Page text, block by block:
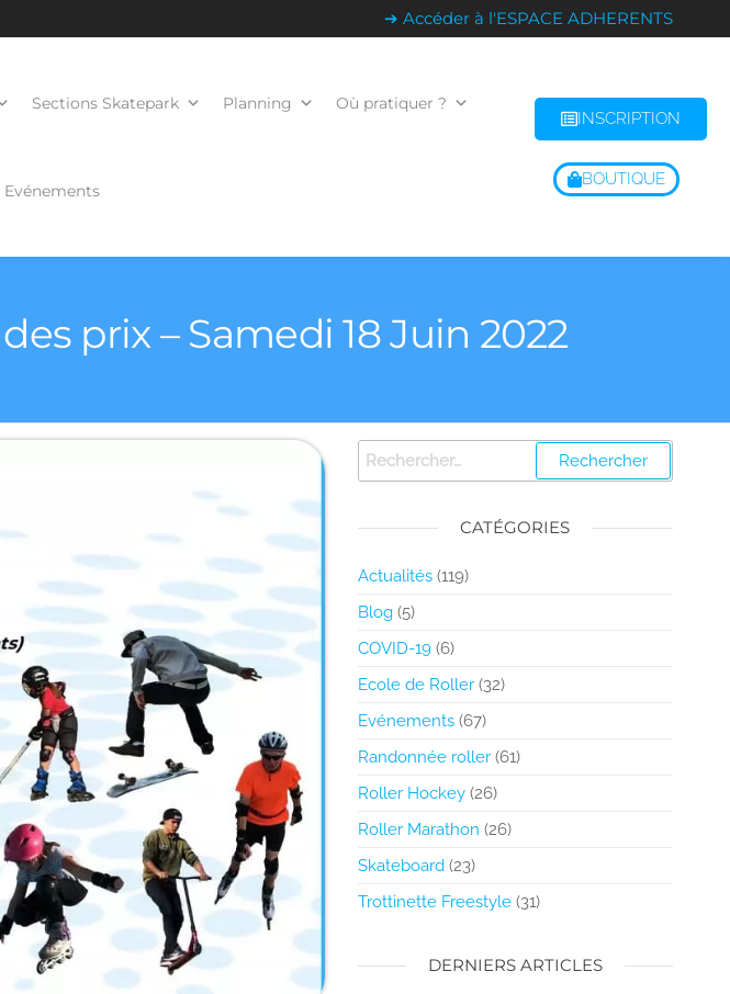
➔ Accéder à l'ESPACE ADHERENTS
Sections Skatepark Planning Où pratiquer ?
Evénements
INSCRIPTION
BOUTIQUE
prix – Samedi 18 Juin 2022
CATÉGORIES
Actualités(119)
Blog(5)
COVID-19(6)
Ecole de Roller(32)
Evénements(67)
Randonnée roller(61)
Roller Hockey(26)
Roller Marathon (26)
Skateboard(23)
Trottinette Freestyle(31)
DERNIERS ARTICLES